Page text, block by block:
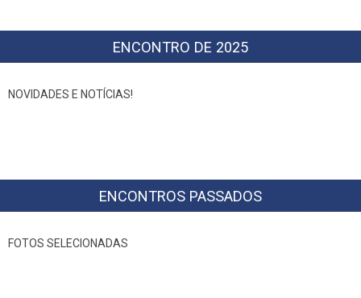
ENCONTRO DE 2025
NOVIDADES E NOTÍCIAS!
ENCONTROS PASSADOS
FOTOS SELECIONADAS